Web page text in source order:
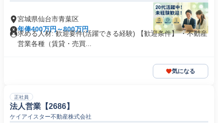
宮城県仙台市青葉区
年俸400万円～800万円
求める人材: 歓迎要件(活躍できる経験) 【歓迎条件】 ・不動産
営業各種（賃貸・売買...
気になる
正社員
法人営業【2686】
ケイアイスター不動産株式会社